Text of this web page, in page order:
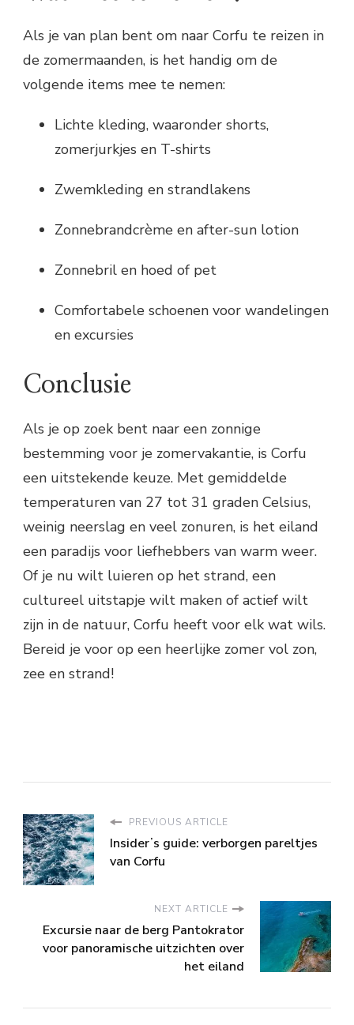
Als je van plan bent om naar Corfu te reizen in
de zomermaanden, is het handig om de
volgende items mee te nemen:
Lichte kleding, waaronder shorts,
zomerjurkjes en T-shirts
Zwemkleding en strandlakens
Zonnebrandcrème en after-sun lotion
Zonnebril en hoed of pet
Comfortabele schoenen voor wandelingen
en excursies
Conclusie
Als je op zoek bent naar een zonnige
bestemming voor je zomervakantie, is Corfu
een uitstekende keuze. Met gemiddelde
temperaturen van 27 tot 31 graden Celsius,
weinig neerslag en veel zonuren, is het eiland
een paradijs voor liefhebbers van warm weer.
Of je nu wilt luieren op het strand, een
cultureel uitstapje wilt maken of actief wilt
zijn in de natuur, Corfu heeft voor elk wat wils.
Bereid je voor op een heerlijke zomer vol zon,
zee en strand!
PREVIOUS ARTICLE
Insiderʼs guide: verborgen pareltjes
van Corfu
NEXT ARTICLE
Excursie naar de berg Pantokrator
voor panoramische uitzichten over
het eiland